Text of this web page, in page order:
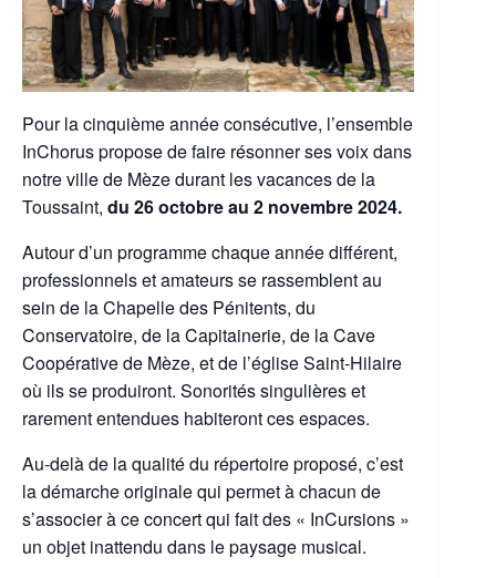
Pour la cinquième année consécutive, l’ensemble
InChorus propose de faire résonner ses voix dans
notre ville de Mèze durant les vacances de la
Toussaint, du 26 octobre au 2 novembre 2024.
Autour d’un programme chaque année différent,
professionnels et amateurs se rassemblent au
sein de la Chapelle des Pénitents, du
Conservatoire, de la Capitainerie, de la Cave
Coopérative de Mèze, et de l’église Saint-Hilaire
où ils se produiront. Sonorités singulières et
rarement entendues habiteront ces espaces.
Au-delà de la qualité du répertoire proposé, c’est
la démarche originale qui permet à chacun de
s’associer à ce concert qui fait des « InCursions »
un objet inattendu dans le paysage musical.